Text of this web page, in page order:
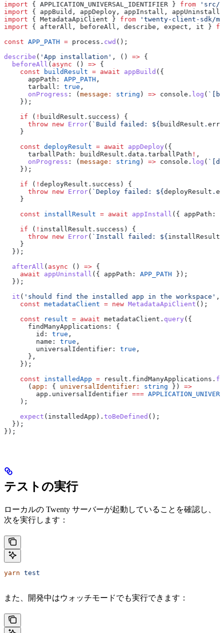
import { APPLICATION_UNIVERSAL_IDENTIFIER } from 'src/
import { appBuild , appDeploy , appInstall , appUninstall
import { MetadataApiClient } from 'twenty-client-sdk/
import { afterAll , beforeAll , describe , expect , it }
const APP_PATH = process . cwd ();
describe ( 'App installation' , () => {
  beforeAll
( async () => {
    const
buildResult = await appBuild ({
      appPath:
APP_PATH ,
      tarball:
true ,
      onProgress
: ( message : string ) => console . log (
    });
    if
( ! buildResult . success ) {
      throw
new Error( `Build failed: ${ buildResult .
    }
    const
deployResult = await appDeploy ({
      tarballPath:
buildResult . data . tarballPath ! ,
      onProgress
: ( message : string ) => console . log (
    });
    if
( ! deployResult . success ) {
      throw
new Error( `Deploy failed: ${ deployResult .
    }
    const
installResult = await appInstall ({ appPath:
    if
( ! installResult . success ) {
      throw
new Error( `Install failed: ${ installResult
    }
  });
  afterAll
( async () => {
    await
appUninstall ({ appPath: APP_PATH });
  });
  it
( 'should find the installed app in the workspace' ,
    const
metadataClient = new MetadataApiClient ();
    const
result = await metadataClient . query ({
      findManyApplications:
{
        id:
true ,
        name:
true ,
        universalIdentifier:
true ,
      },
    });
    const
installedApp = result . findManyApplications .
      (
app : { universalIdentifier : string }) =>
        app
. universalIdentifier ===
    );
    expect
( installedApp ). toBeDefined ();
  });
});
テストの実行
ローカルの Twenty サーバーが起動していることを確認し、
次を実行します：
yarn test
また、開発中はウォッチモードでも実行できます：